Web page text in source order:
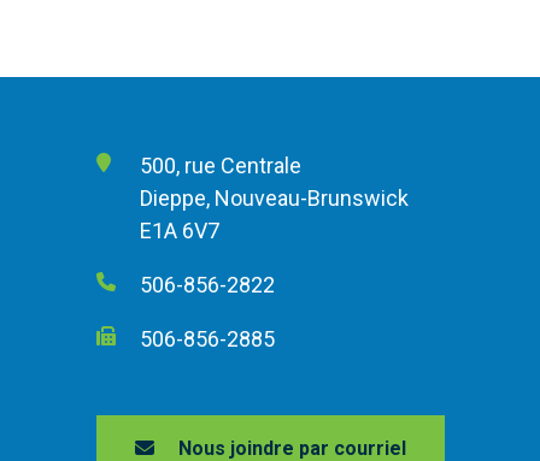
500, rue Centrale
Dieppe, Nouveau-Brunswick
E1A 6V7
506-856-2822
506-856-2885
Nous joindre par courriel